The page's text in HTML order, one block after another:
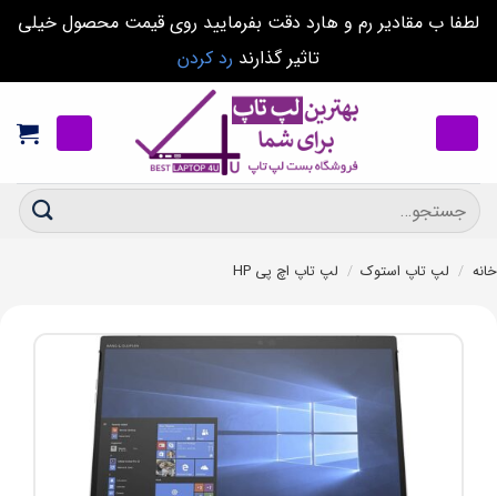
لطفا ب مقادیر رم و هارد دقت بفرمایید روی قیمت محصول خیلی
تاثیر گذارند رد کردن
content
جستجو
برای:
خانه / لپ تاپ استوک / لپ تاپ اچ پی HP